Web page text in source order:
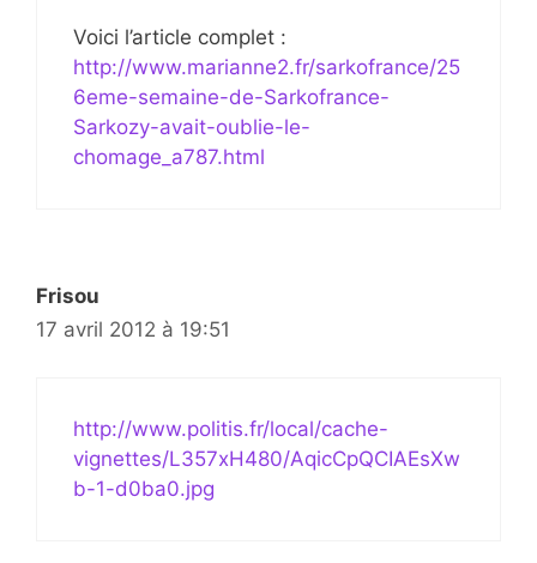
Voici l’article complet :
http://www.marianne2.fr/sarkofrance/25
6eme-semaine-de-Sarkofrance-
Sarkozy-avait-oublie-le-
chomage_a787.html
Frisou
17 avril 2012 à 19:51
http://www.politis.fr/local/cache-
vignettes/L357xH480/AqicCpQCIAEsXw
b-1-d0ba0.jpg